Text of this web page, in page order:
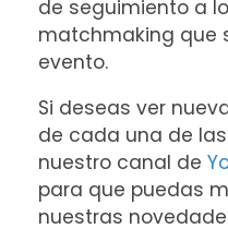
de seguimiento a
matchmaking que
evento.
Si deseas ver
de cada una de
nuestro canal de
para que puedas
nuestras